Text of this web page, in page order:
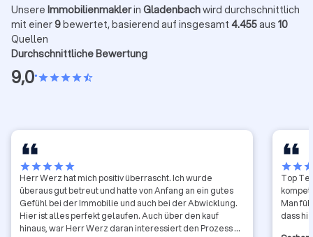
Unsere Immobilienmaklerin Gladenbachwird durchschnittlich
mit einer9bewertet, basierend auf insgesamt 4.455aus 10
Quellen
Durchschnittliche Bewertung
9,0•starstarstarstarstar_half
starstarstarstarstar
Herr Werz hat mich positiv überrascht. Ich wurde
überaus gut betreut und hatte von Anfang an ein gutes
Gefühl bei der Immobilie und auch bei der Abwicklung.
Hier ist alles perfekt gelaufen. Auch über den kauf
hinaus, war Herr Werz daran interessiert den Prozess zu
starstar
Top
Man
dass